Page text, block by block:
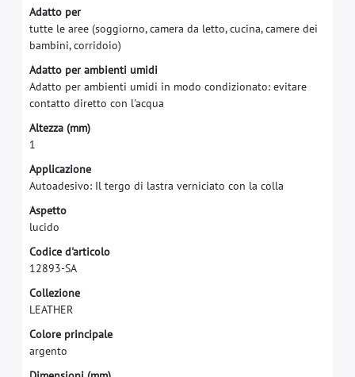
Adatto per
tutte le aree (soggiorno, camera da letto, cucina, camere dei
bambini, corridoio)
Adatto per ambienti umidi
Adatto per ambienti umidi in modo condizionato: evitare
contatto diretto con l'acqua
Altezza (mm)
1
Applicazione
Autoadesivo: Il tergo di lastra verniciato con la colla
Aspetto
lucido
Codice d'articolo
12893-SA
Collezione
LEATHER
Colore principale
argento